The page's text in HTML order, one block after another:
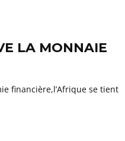
LA MONNAIE
financière,l’Afrique se tient